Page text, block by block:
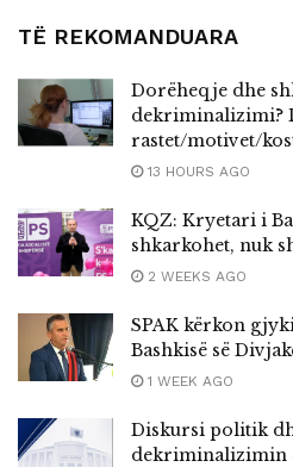
TË REKOMANDUARA
Dorëheqje dhe
dekriminalizimi?
rastet/motivet/
13 HOURS AGO
KQZ: Kryetari i
shkarkohet, nuk
2 WEEKS AGO
SPAK kërkon
Bashkisë së
1 WEEK AGO
Diskursi politik